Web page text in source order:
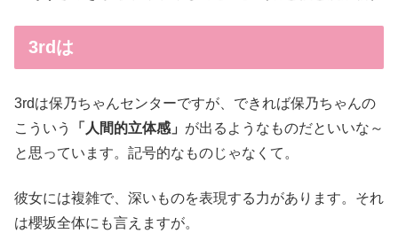
3rdは
3rdは保乃ちゃんセンターですが、できれば保乃ちゃんの
こういう
「人間的立体感」 が出るようなものだといいな～
と思っています。記号的なものじゃなくて。
彼女には複雑で、深いものを表現する力があります。それ
は櫻坂全体にも言えますが。